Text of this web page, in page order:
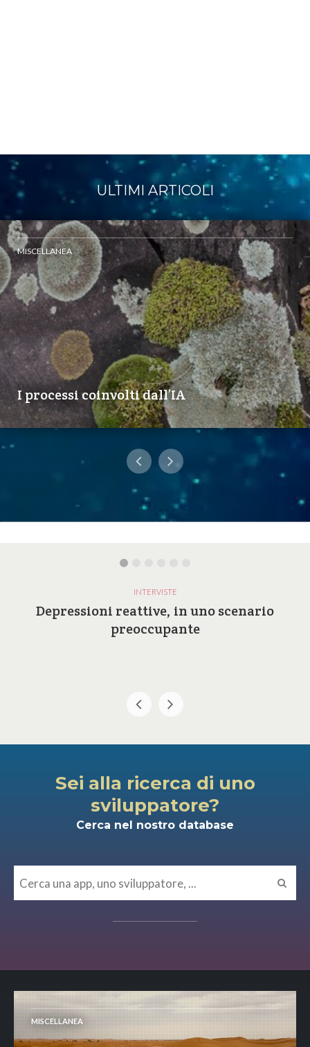
ULTIMI ARTICOLI
MISCELLANEA
I processi coinvolti dall’IA
INTERVISTE
Depressioni reattive, in uno scenario
preoccupante
Sei alla ricerca di uno
sviluppatore?
Cerca nel nostro database
MISCELLANEA